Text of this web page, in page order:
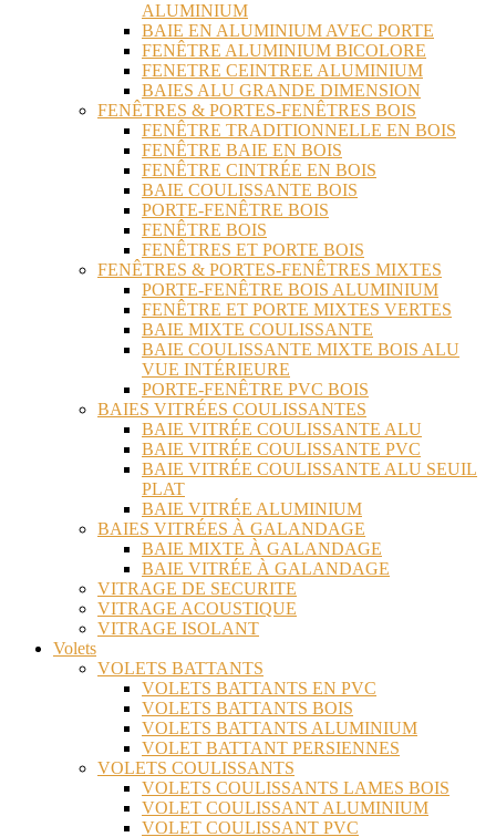
ALUMINIUM
BAIE EN ALUMINIUM AVEC PORTE
FENÊTRE ALUMINIUM BICOLORE
FENETRE CEINTREE ALUMINIUM
BAIES ALU GRANDE DIMENSION
FENÊTRES & PORTES-FENÊTRES BOIS
FENÊTRE TRADITIONNELLE EN BOIS
FENÊTRE BAIE EN BOIS
FENÊTRE CINTRÉE EN BOIS
BAIE COULISSANTE BOIS
PORTE-FENÊTRE BOIS
FENÊTRE BOIS
FENÊTRES ET PORTE BOIS
FENÊTRES & PORTES-FENÊTRES MIXTES
PORTE-FENÊTRE BOIS ALUMINIUM
FENÊTRE ET PORTE MIXTES VERTES
BAIE MIXTE COULISSANTE
BAIE COULISSANTE MIXTE BOIS ALU
VUE INTÉRIEURE
PORTE-FENÊTRE PVC BOIS
BAIES VITRÉES COULISSANTES
BAIE VITRÉE COULISSANTE ALU
BAIE VITRÉE COULISSANTE PVC
BAIE VITRÉE COULISSANTE ALU SEUIL
PLAT
BAIE VITRÉE ALUMINIUM
BAIES VITRÉES À GALANDAGE
BAIE MIXTE À GALANDAGE
BAIE VITRÉE À GALANDAGE
VITRAGE DE SECURITE
VITRAGE ACOUSTIQUE
VITRAGE ISOLANT
Volets
VOLETS BATTANTS
VOLETS BATTANTS EN PVC
VOLETS BATTANTS BOIS
VOLETS BATTANTS ALUMINIUM
VOLET BATTANT PERSIENNES
VOLETS COULISSANTS
VOLETS COULISSANTS LAMES BOIS
VOLET COULISSANT ALUMINIUM
VOLET COULISSANT PVC